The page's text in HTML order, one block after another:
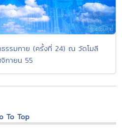
ธรรมกาย (ครั้งที่ 24) ณ วัดโมลี
กายน 55
To Top